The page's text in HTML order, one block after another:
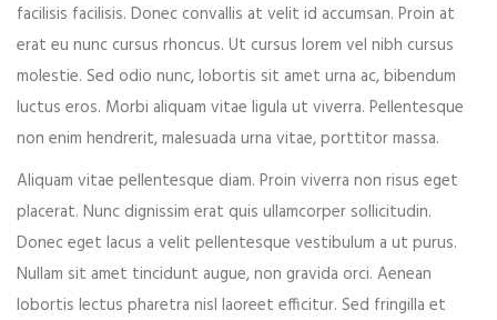
facilisis facilisis. Donec convallis at velit id accumsan. Proin at
erat eu nunc cursus rhoncus. Ut cursus lorem vel nibh cursus
molestie. Sed odio nunc, lobortis sit amet urna ac, bibendum
luctus eros. Morbi aliquam vitae ligula ut viverra. Pellentesque
non enim hendrerit, malesuada urna vitae, porttitor massa.
Aliquam vitae pellentesque diam. Proin viverra non risus eget
placerat. Nunc dignissim erat quis ullamcorper sollicitudin.
Donec eget lacus a velit pellentesque vestibulum a ut purus.
Nullam sit amet tincidunt augue, non gravida orci. Aenean
lobortis lectus pharetra nisl laoreet efficitur. Sed fringilla et
First name*
Last name*